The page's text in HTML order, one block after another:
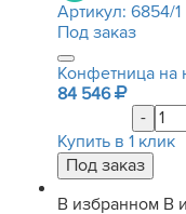
Артикул: 6854/1
Под заказ
Конфетница на
84 546
-
Купить в 1 клик
В избранном В